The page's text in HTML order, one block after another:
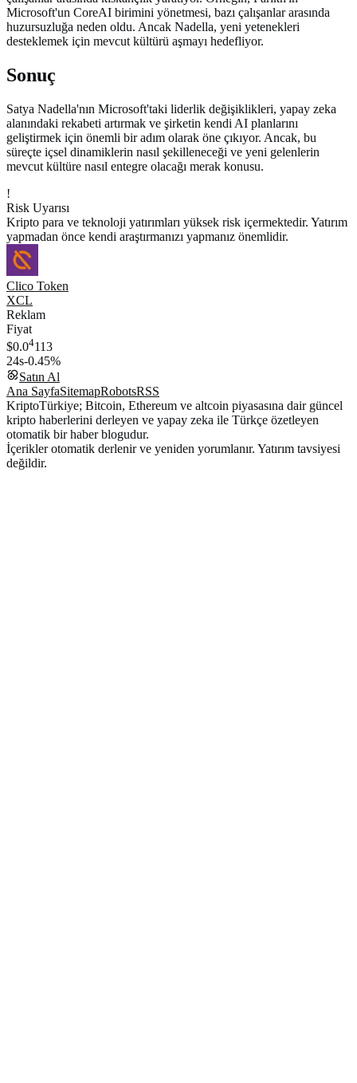
Microsoft'un CoreAI birimini yönetmesi, bazı çalışanlar arasında
huzursuzluğa neden oldu. Ancak Nadella, yeni yetenekleri
desteklemek için mevcut kültürü aşmayı hedefliyor.
Sonuç
Satya Nadella'nın Microsoft'taki liderlik değişiklikleri, yapay zeka
alanındaki rekabeti artırmak ve şirketin kendi AI planlarını
geliştirmek için önemli bir adım olarak öne çıkıyor. Ancak, bu
süreçte içsel dinamiklerin nasıl şekilleneceği ve yeni gelenlerin
mevcut kültüre nasıl entegre olacağı merak konusu.
!
Risk Uyarısı
Kripto para ve teknoloji yatırımları yüksek risk içermektedir. Yatırım
yapmadan önce kendi araştırmanızı yapmanız önemlidir.
Clico Token
XCL
Reklam
Fiyat
$0.04113
24s-0.45%
Satın Al
Ana SayfaSitemapRobotsRSS
KriptoTürkiye; Bitcoin, Ethereum ve altcoin piyasasına dair güncel
kripto haberlerini derleyen ve yapay zeka ile Türkçe özetleyen
otomatik bir haber blogudur.
İçerikler otomatik derlenir ve yeniden yorumlanır. Yatırım tavsiyesi
değildir.